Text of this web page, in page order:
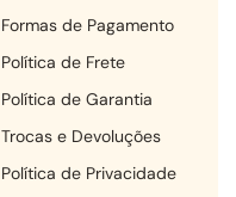
Formas de Pagamento
Política de Frete
Política de Garantia
Trocas e Devoluções
Política de Privacidade